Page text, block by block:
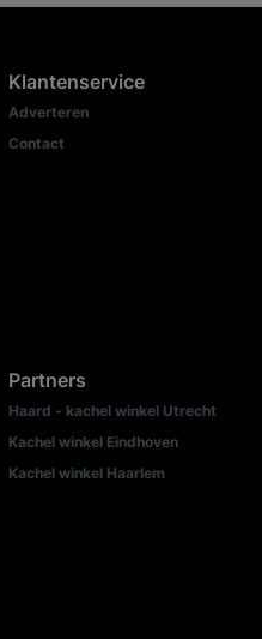
Klantenservice
Adverteren
Contact
Partners
Haard - kachel winkel Utrecht
Kachel winkel Eindhoven
Kachel winkel Haarlem